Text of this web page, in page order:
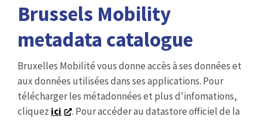
Brussels Mobility
metadata catalogue
Bruxelles Mobilité vous donne accès à ses données et
aux données utilisées dans ses applications. Pour
télécharger les métadonnées et plus d'infomations,
cliquez ici
. Pour accéder au datastore officiel de la